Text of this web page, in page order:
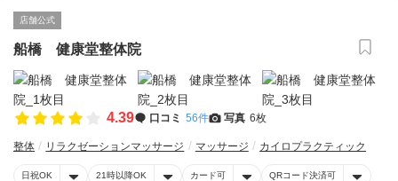
店舗公式
船橋 健康堂整体院
4.39 口コミ 56件 写真 6枚
整体 リラクゼーションマッサージ マッサージ カイロプラクティック
日祝OK 21時以降OK カード可 QRコード決済可